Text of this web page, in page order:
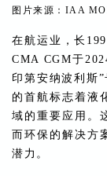
图片来源：IAA
在航运业，长
CMA CGM于
印第安纳波利斯
的首航标志着液
域的重要应用。
而环保的解决方
潜力。